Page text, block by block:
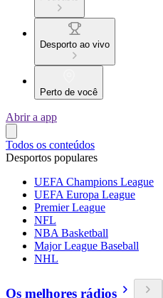
Desporto ao vivo
Perto de você
Abrir a app
Todos os conteúdos
Desportos populares
UEFA Champions League
UEFA Europa League
Premier League
NFL
NBA Basketball
Major League Baseball
NHL
Os melhores rádios